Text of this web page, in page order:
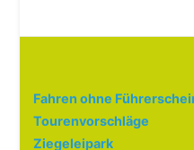
Fahren ohne
Tourenvorschläge
Ziegeleipark